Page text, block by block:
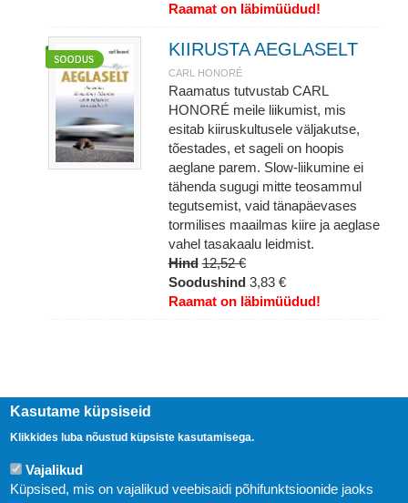
Raamat on läbimüüdud!
KIIRUSTA AEGLASELT
CARL HONORÉ
Raamatus tutvustab CARL
HONORÉ meile liikumist, mis
esitab kiiruskultusele väljakutse,
tõestades, et sageli on hoopis
aeglane parem. Slow-liikumine ei
tähenda sugugi mitte teosammul
tegutsemist, vaid tänapäevases
tormilises maailmas kiire ja aeglase
vahel tasakaalu leidmist.
Hind 12,52 €
Soodushind 3,83 €
Raamat on läbimüüdud!
Kasutame küpsiseid
Klikkides luba nõustud küpsiste kasutamisega.
Vajalikud
Küpsised, mis on vajalikud veebisaidi põhifunktsioonide jaoks